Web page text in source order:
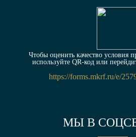
Чтобы оценить качество условия
используйте QR-код или
https://forms.mkrf.ru/e/
МЫ В